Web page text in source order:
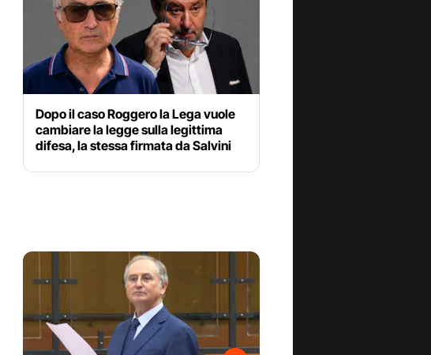
Dopo il caso Roggero la Lega vuole
cambiare la legge sulla legittima
difesa, la stessa firmata da Salvini